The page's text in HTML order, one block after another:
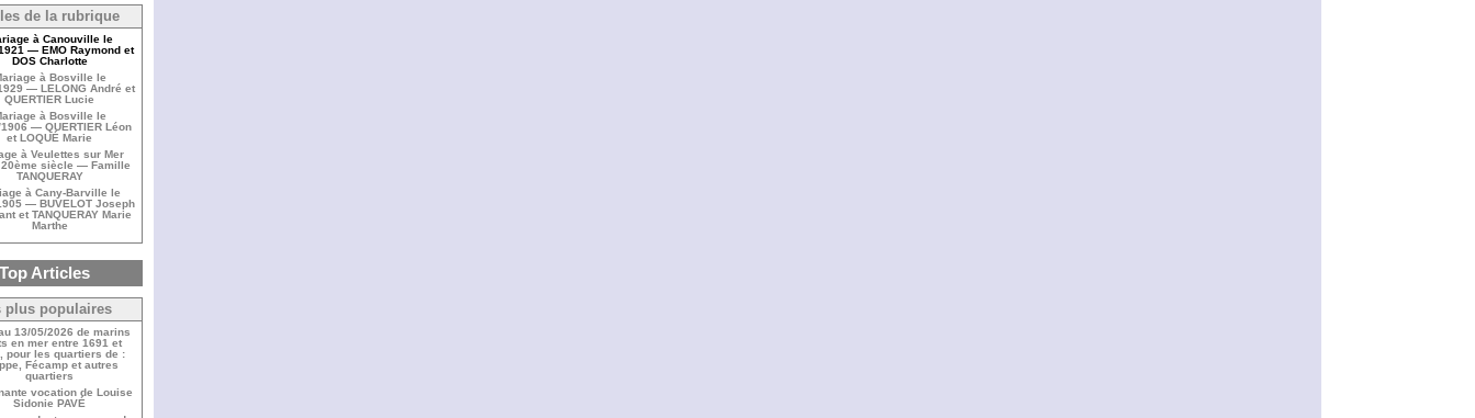
de la rubrique
à Canouville le
— EMO Raymond et
DOS Charlotte
à Bosville le
— LELONG André et
QUERTIER Lucie
à Bosville le
— QUERTIER Léon
et LOQUÉ Marie
à Veulettes sur Mer
20ème siècle — Famille
TANQUERAY
à Cany-Barville le
— BUVELOT Joseph
et TANQUERAY Marie
Marthe
Articles
plus populaires
13/05/2026 de marins
en mer entre 1691 et
pour les quartiers de :
Fécamp et autres
quartiers
vocation de Louise
Sidonie PAVÉ